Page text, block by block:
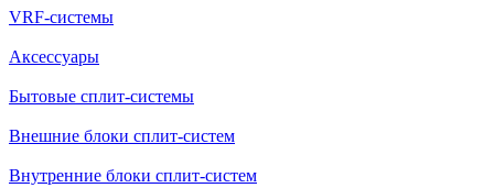
VRF-системы
Аксессуары
Бытовые сплит-системы
Внешние блоки сплит-систем
Внутренние блоки сплит-систем